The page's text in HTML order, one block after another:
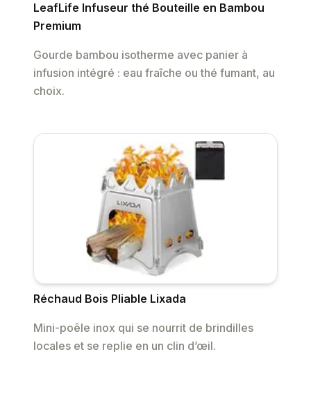
LeafLife Infuseur thé Bouteille en Bambou
Premium
Gourde bambou isotherme avec panier à
infusion intégré : eau fraîche ou thé fumant, au
choix.
Réchaud Bois Pliable Lixada
Mini-poêle inox qui se nourrit de brindilles
locales et se replie en un clin d’œil.